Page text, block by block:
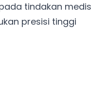
tindakan medis
presisi tinggi